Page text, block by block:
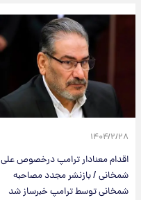
۱۴۰۴/۲/۲۸
اقدام معنادار ترامپ درخصوص علی
شمخانی / بازنشر مجدد مصاحبه
شمخانی توسط ترامپ خبرساز شد